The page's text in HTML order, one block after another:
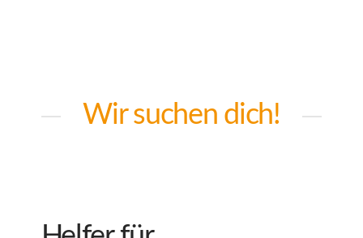
Wir suchen dich!